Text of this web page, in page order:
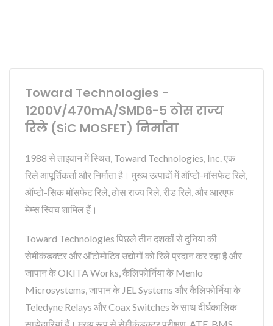
Toward Technologies -
1200V/470mA/SMD6-5 ठोस राज्य
रिले (SiC MOSFET) निर्माता
1988 से ताइवान में स्थित, Toward Technologies, Inc. एक
रिले आपूर्तिकर्ता और निर्माता है। मुख्य उत्पादों में ऑप्टो-मॉसफेट रिले,
ऑप्टो-सिक मॉसफेट रिले, ठोस राज्य रिले, रीड रिले, और आरएफ
मेम्स स्विच शामिल हैं।
Toward Technologies पिछले तीन दशकों से दुनिया की
सेमीकंडक्टर और ऑटोमोटिव उद्योगों को रिले प्रदान कर रहा है और
जापान के OKITA Works, कैलिफोर्निया के Menlo
Microsystems, जापान के JEL Systems और कैलिफोर्निया के
Teledyne Relays और Coax Switches के साथ दीर्घकालिक